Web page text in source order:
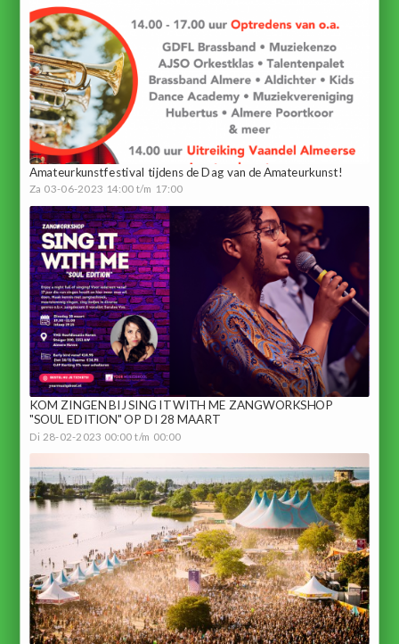
Amateurkunstfestival tijdens de Dag van de Amateurkunst!
Za 03-06-2023 14:00 t/m 17:00
KOM ZINGEN BIJ SING IT WITH ME ZANGWORKSHOP
"SOUL EDITION" OP DI 28 MAART
Di 28-02-2023 00:00 t/m 00:00